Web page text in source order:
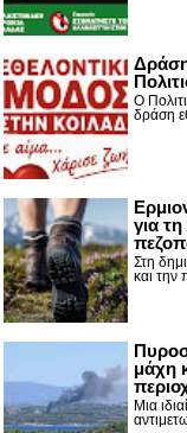
Δράση
Ο
δράση
για
Στη
και την
μάχη
Μια